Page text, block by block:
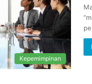
Kepemimpinan